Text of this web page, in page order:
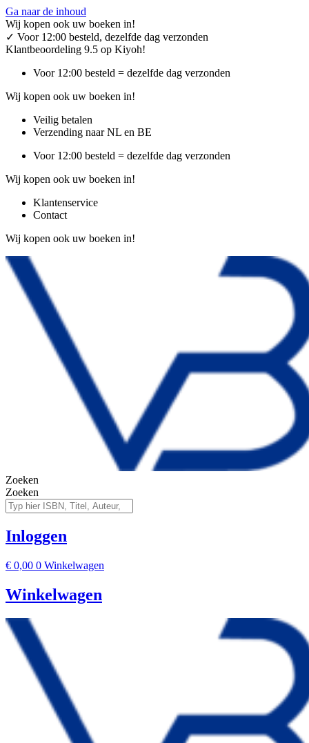
Ga naar de inhoud
Wij kopen ook uw boeken in!
✓ Voor 12:00 besteld, dezelfde dag verzonden
Klantbeoordeling 9.5 op Kiyoh!
Voor 12:00 besteld = dezelfde dag verzonden
Wij kopen ook uw boeken in!
Veilig betalen
Verzending naar NL en BE
Voor 12:00 besteld = dezelfde dag verzonden
Wij kopen ook uw boeken in!
Klantenservice
Contact
Wij kopen ook uw boeken in!
Zoeken
Zoeken
Inloggen
€ 0,00 0 Winkelwagen
Winkelwagen